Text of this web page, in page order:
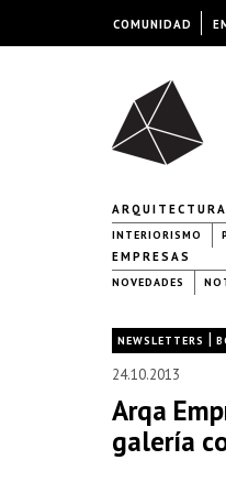
ARQUITECTURA
INTERIORISMO
EMPRESAS
NOVEDADES
NEWSLETTERS |
24.10.2013
Arqa
galería
COMUNIDAD